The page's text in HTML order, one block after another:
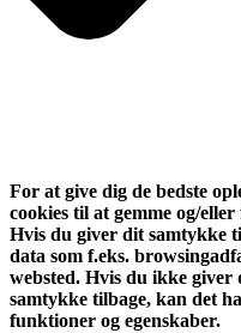
For at give dig de bedste
cookies til at gemme og/
Hvis du giver dit samtykke
data som f.eks.
websted. Hvis du ikke
samtykke tilbage, kan det
funktioner og egenskaber.